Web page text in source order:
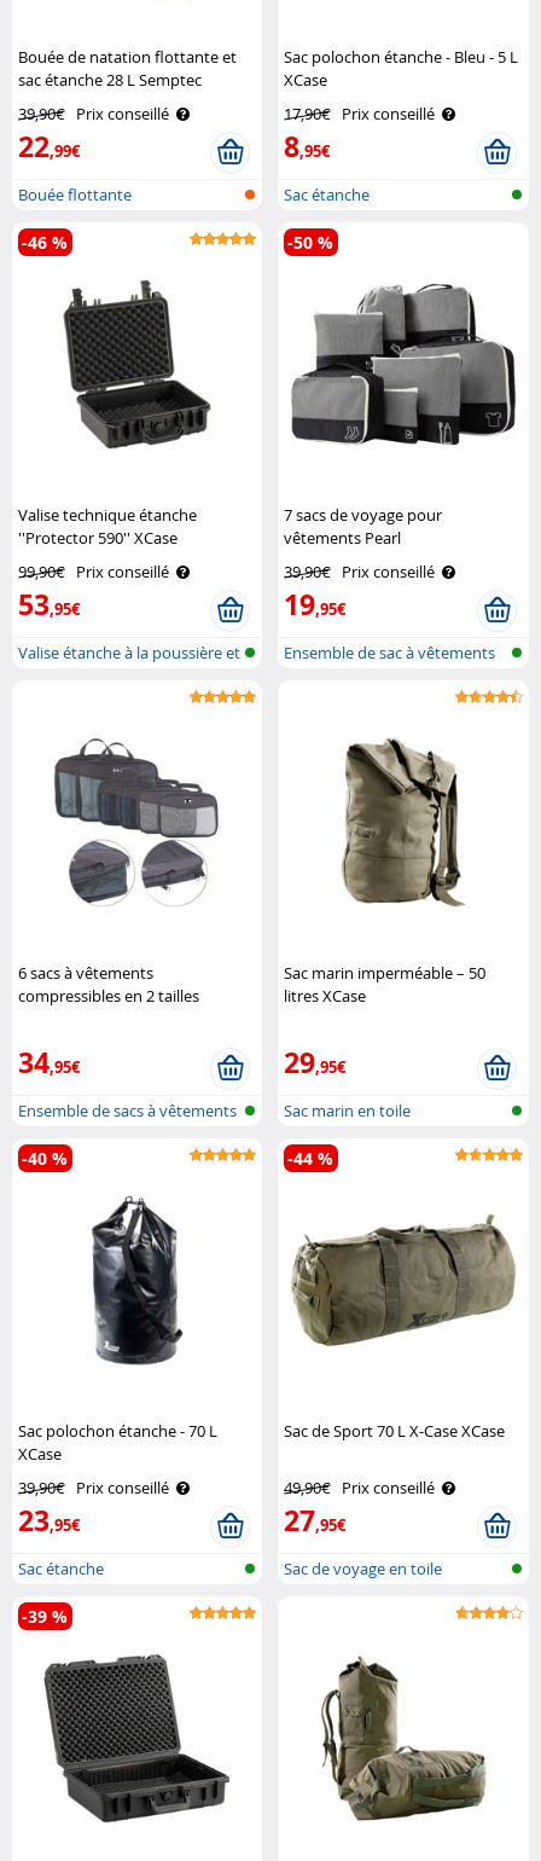
Bouée de natation flottante et
sac étanche 28 L Semptec
39,90€ Prix conseillé
22,99€
Bouée flottante
Sac polochon étanche - Bleu - 5 L
XCase
17,90€ Prix conseillé
8,95€
Sac étanche
Valise technique étanche
''Protector 590'' XCase
99,90€ Prix conseillé
53,95€
-46 %
Valise étanche à la poussière et
7 sacs de voyage pour
vêtements Pearl
39,90€ Prix conseillé
19,95€
-50 %
Ensemble de sac à vêtements
6 sacs à vêtements
compressibles en 2 tailles
34,95€
Ensemble de sacs à vêtements
compré..
Sac marin imperméable – 50
litres XCase
29,95€
Sac marin en toile
Sac polochon étanche - 70 L
XCase
39,90€ Prix conseillé
23,95€
-40 %
Sac étanche
Sac de Sport 70 L X-Case XCase
49,90€ Prix conseillé
27,95€
-44 %
Sac de voyage en toile
-39 %